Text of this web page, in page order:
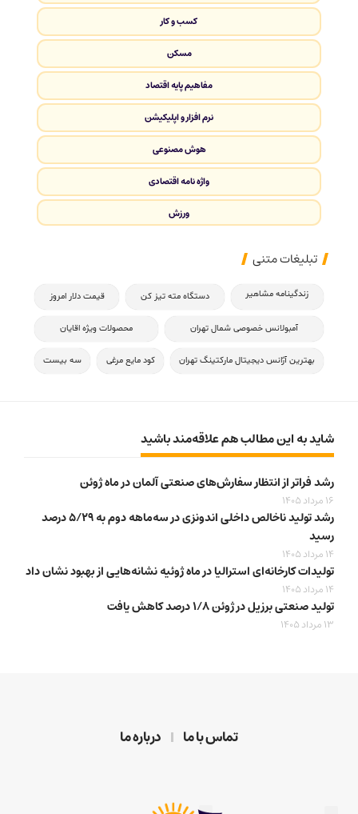
کسب و کار
مسکن
مفاهیم پایه اقتصاد
نرم افزار و اپلیکیشن
هوش مصنوعی
واژه نامه اقتصادی
ورزش
تبلیغات متنی
زندگینامه مشاهیر دستگاه مته تیز کن قیمت دلار امروز
آمبولانس خصوصی شمال تهران محصولات ویژه اقایان
بهترین آژانس دیجیتال مارکتینگ تهران کود مایع مرغی سه بیست
شاید به این مطالب هم علاقه‌مند باشید
رشد فراتر از انتظار سفارش‌های صنعتی آلمان در ماه ژوئن
16 مرداد 1405
رشد تولید ناخالص داخلی اندونزی در سه‌ماهه دوم به ۵/۲۹ درصد
رسید
14 مرداد 1405
تولیدات کارخانه‌ای استرالیا در ماه ژوئیه نشانه‌هایی از بهبود نشان داد
14 مرداد 1405
تولید صنعتی برزیل در ژوئن ۱/۸ درصد کاهش یافت
13 مرداد 1405
تماس با ما درباره ما